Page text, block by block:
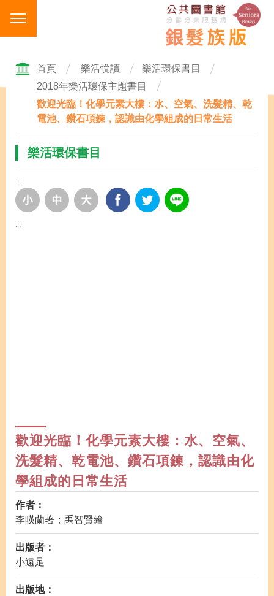
主
首頁 樂活悅讀
樂活環保書目
2018年樂活環保主題書目
歡迎光臨！化學元素大樓：水、空氣、洗髮精、乾
電池、鑽石項鍊，認識由化學組成的日常生活
樂活環保書目
:::
:::
歡迎光臨！化學元素大樓：水、空氣、
洗髮精、乾電池、鑽石項鍊，認識由化
學組成的日常生活
作者：
李暎蘭著；禹智賢繪
出版者：
小遠足
出版地：